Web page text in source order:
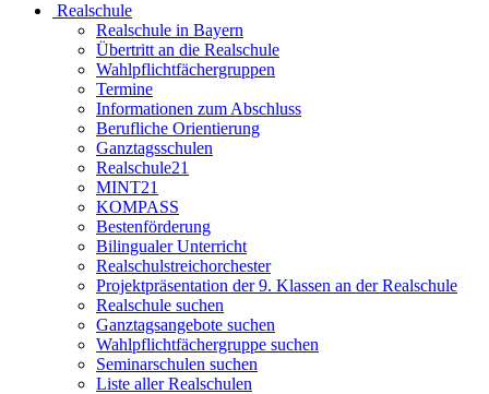
Realschule
Realschule in Bayern
Übertritt an die Realschule
Wahlpflichtfächergruppen
Termine
Informationen zum Abschluss
Berufliche Orientierung
Ganztagsschulen
Realschule21
MINT21
KOMPASS
Bestenförderung
Bilingualer Unterricht
Realschulstreichorchester
Projektpräsentation der 9. Klassen an der Realschule
Realschule suchen
Ganztagsangebote suchen
Wahlpflichtfächergruppe suchen
Seminarschulen suchen
Liste aller Realschulen